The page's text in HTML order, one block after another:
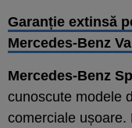
Garanție extinsă
Mercedes-Benz
Mercedes-Benz
cunoscute modele
comerciale